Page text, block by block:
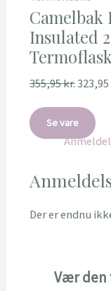
Camelbak
Insulated
355,95kr.323,95
Se vare
Der er endnu
Vær den